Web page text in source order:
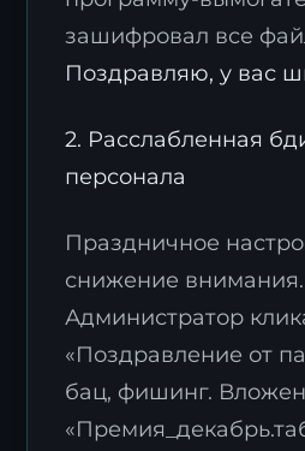
зашифровал все
Поздравляю, у вас
2. Расслабленная
персонала
Праздничное
снижение внимания.
Администратор
«Поздравление от
бац, фишинг.